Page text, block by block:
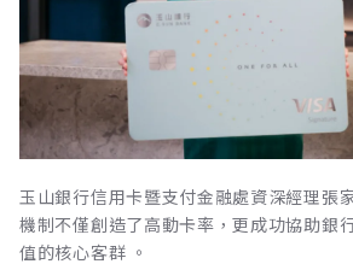
玉山銀行信用卡暨支付金融處資深經理張
機制不僅創造了高動卡率，更成功協助銀
值的核心客群 。